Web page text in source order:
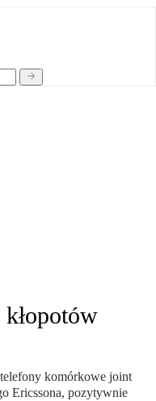
komórkowe joint
Ericssona, pozytywnie